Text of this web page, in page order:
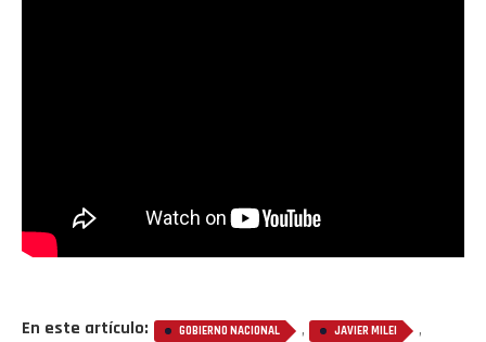
En este artículo: GOBIERNO NACIONAL , JAVIER MILEI ,